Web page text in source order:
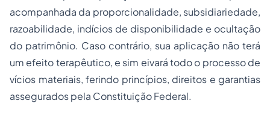
acompanhada da proporcionalidade, subsidiariedade,
razoabilidade, indícios de disponibilidade e ocultação
do patrimônio. Caso contrário, sua aplicação não terá
um efeito terapêutico, e sim eivará todo o processo de
vícios materiais, ferindo princípios, direitos e garantias
assegurados pela Constituição Federal.